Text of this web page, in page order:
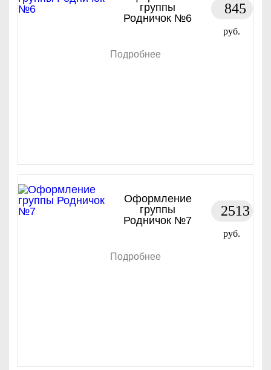
группы
Родничок №6
845
руб.
Подробнее
Оформление
группы
Родничок №7
2513
руб.
Подробнее